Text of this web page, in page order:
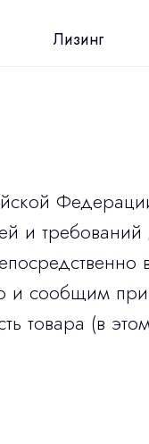
Лизинг
и требований
и сообщим
товара (в